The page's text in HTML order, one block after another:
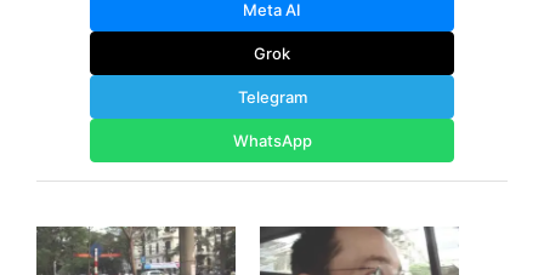
Meta AI
Grok
Telegram
WhatsApp